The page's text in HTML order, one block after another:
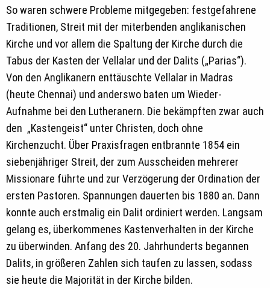
So waren schwere Probleme mitgegeben: festgefahrene
Traditionen, Streit mit der miterbenden anglikanischen
Kirche und vor allem die Spaltung der Kirche durch die
Tabus der Kasten der Vellalar und der Dalits („Parias“).
Von den Anglikanern enttäuschte Vellalar in Madras
(heute Chennai) und anderswo baten um Wieder-
Aufnahme bei den Lutheranern. Die bekämpften zwar auch
den „Kastengeist“ unter Christen, doch ohne
Kirchenzucht. Über Praxisfragen entbrannte 1854 ein
siebenjähriger Streit, der zum Ausscheiden mehrerer
Missionare führte und zur Verzögerung der Ordination der
ersten Pastoren. Spannungen dauerten bis 1880 an. Dann
konnte auch erstmalig ein Dalit ordiniert werden. Langsam
gelang es, überkommenes Kastenverhalten in der Kirche
zu überwinden. Anfang des 20. Jahrhunderts begannen
Dalits, in größeren Zahlen sich taufen zu lassen, sodass
sie heute die Majorität in der Kirche bilden.